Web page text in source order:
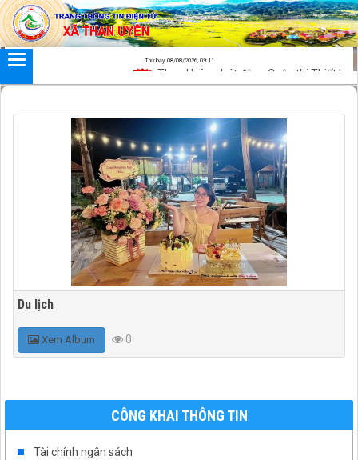
Thứ bảy, 08/08/2026, 09:11
Than Uyên phát động Cuộc thi Thiết kế
Du lịch
Xem Album 0
CÔNG KHAI THÔNG TIN
Tài chính ngân sách
Đã kết nối EMC